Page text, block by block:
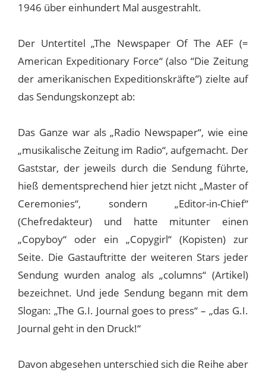
1946 über einhundert Mal ausgestrahlt.
Der Untertitel „The Newspaper Of The AEF (=
American Expeditionary Force“ (also “Die Zeitung
der amerikanischen Expeditionskräfte”) zielte auf
das Sendungskonzept ab:
Das Ganze war als „Radio Newspaper“, wie eine
„musikalische Zeitung im Radio“, aufgemacht. Der
Gaststar, der jeweils durch die Sendung führte,
hieß dementsprechend hier jetzt nicht „Master of
Ceremonies“, sondern „Editor-in-Chief“
(Chefredakteur) und hatte mitunter einen
„Copyboy“ oder ein „Copygirl“ (Kopisten) zur
Seite. Die Gastauftritte der weiteren Stars jeder
Sendung wurden analog als „columns“ (Artikel)
bezeichnet. Und jede Sendung begann mit dem
Slogan: „The G.I. Journal goes to press“ – „das G.I.
Journal geht in den Druck!“
Davon abgesehen unterschied sich die Reihe aber